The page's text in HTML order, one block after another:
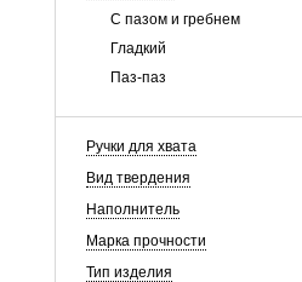
С пазом и гребнем
Гладкий
Паз-паз
Ручки для хвата
Вид твердения
Наполнитель
Марка прочности
Тип изделия